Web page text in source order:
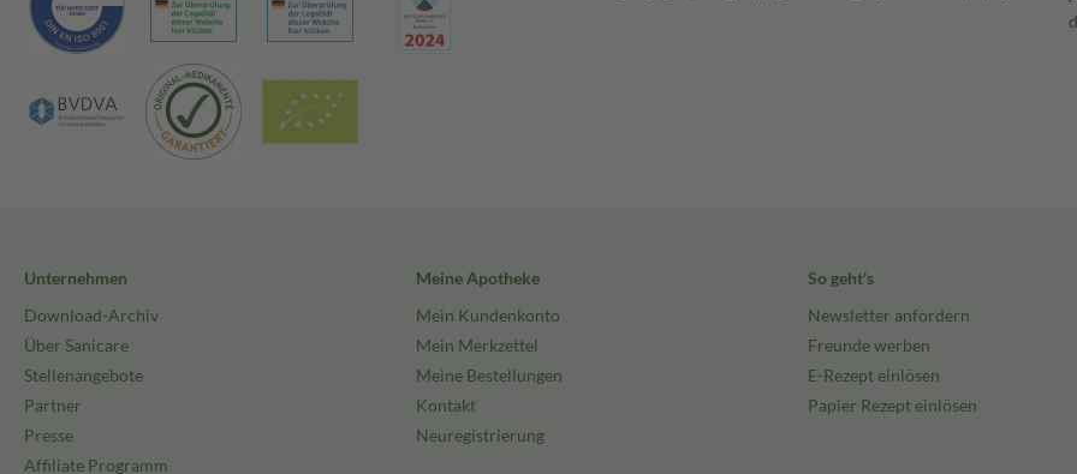
Unternehmen
Download-Archiv
Über Sanicare
Stellenangebote
Partner
Presse
Affiliate Programm
Meine Apotheke
Mein Kundenkonto
Mein Merkzettel
Meine Bestellungen
Kontakt
Neuregistrierung
So geht's
Newsletter anfordern
Freunde werben
E-Rezept einlösen
Papier Rezept einlösen